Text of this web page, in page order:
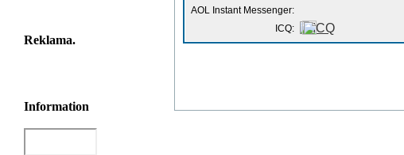
Reklama.
Information
AOL Instant Messenger:
ICQ: